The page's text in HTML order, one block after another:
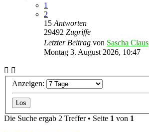
1
2
15 Antworten
29492 Zugriffe
Letzter Beitrag von Sascha Claus
Montag 3. August 2026, 10:47
Anzeigen:
Die Suche ergab 2 Treffer • Seite 1 von 1